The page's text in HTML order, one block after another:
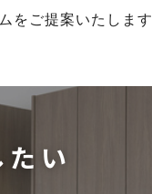
をご提案いたします
たい